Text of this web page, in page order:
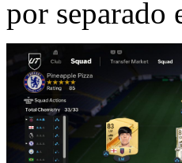
por separado